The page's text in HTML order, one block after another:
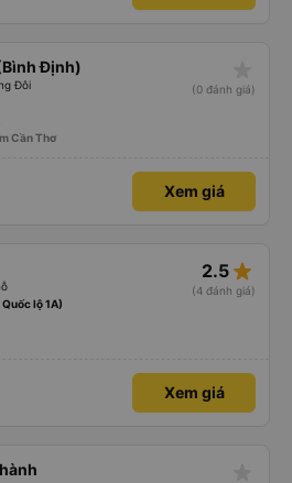
Định)
Đôi
(0 đánh giá)
Cần Thơ
Xem giá
2.5 star_rate
(4 đánh giá)
lộ 1A)
Xem giá